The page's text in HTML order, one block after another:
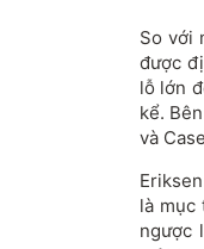
So với
được
lỗ lớn
kể.
và
là mục
ngược